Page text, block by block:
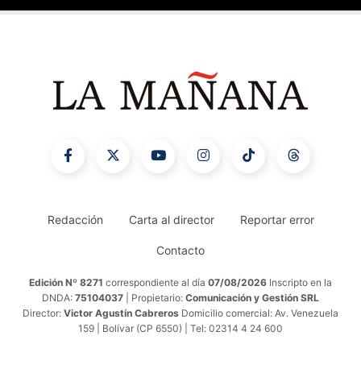
Redacción Carta al director Reportar error
Contacto
Edición Nº 8271 correspondiente al día 07/08/2026 Inscripto en la
DNDA: 75104037 | Propietario: Comunicación y Gestión SRL
Director: Victor Agustín Cabreros Domicilio comercial: Av. Venezuela
159 | Bolívar (CP 6550) | Tel: 02314 4 24 600